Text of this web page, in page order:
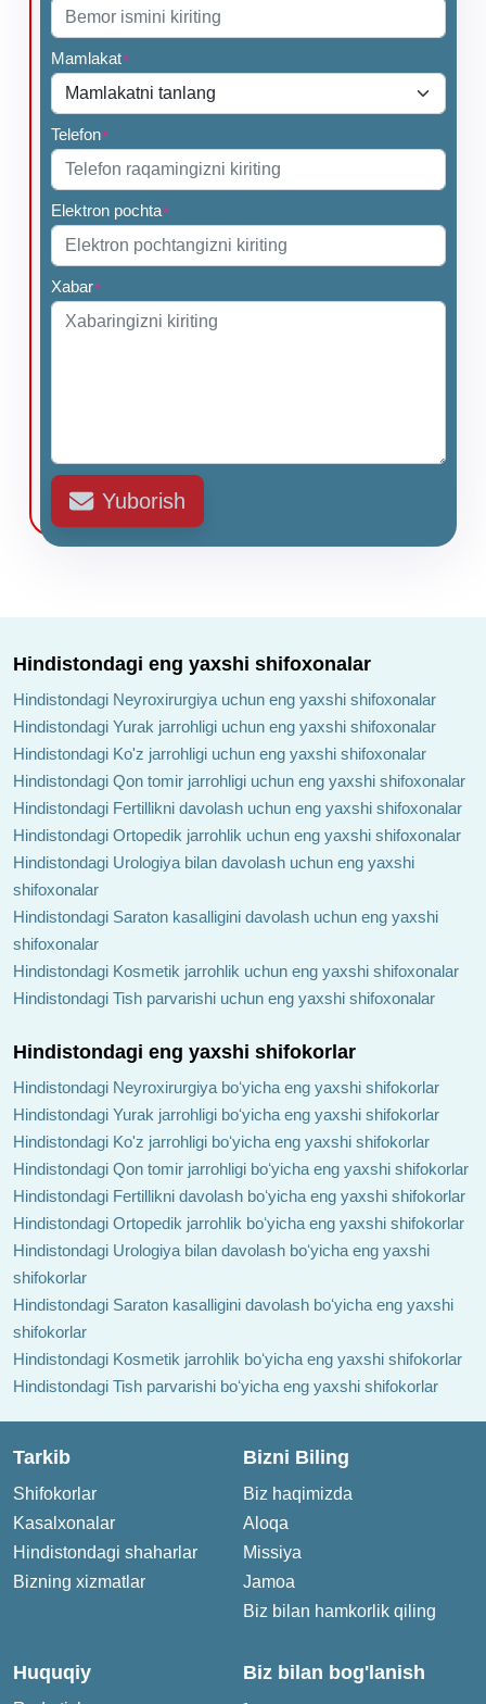
Mamlakat*
Telefon*
Elektron pochta*
Xabar*
Yuborish
Hindistondagi eng yaxshi shifoxonalar
Hindistondagi Neyroxirurgiya uchun eng yaxshi shifoxonalar
Hindistondagi Yurak jarrohligi uchun eng yaxshi shifoxonalar
Hindistondagi Ko'z jarrohligi uchun eng yaxshi shifoxonalar
Hindistondagi Qon tomir jarrohligi uchun eng yaxshi shifoxonalar
Hindistondagi Fertillikni davolash uchun eng yaxshi shifoxonalar
Hindistondagi Ortopedik jarrohlik uchun eng yaxshi shifoxonalar
Hindistondagi Urologiya bilan davolash uchun eng yaxshi
shifoxonalar
Hindistondagi Saraton kasalligini davolash uchun eng yaxshi
shifoxonalar
Hindistondagi Kosmetik jarrohlik uchun eng yaxshi shifoxonalar
Hindistondagi Tish parvarishi uchun eng yaxshi shifoxonalar
Hindistondagi eng yaxshi shifokorlar
Hindistondagi Neyroxirurgiya boʻyicha eng yaxshi shifokorlar
Hindistondagi Yurak jarrohligi boʻyicha eng yaxshi shifokorlar
Hindistondagi Ko'z jarrohligi boʻyicha eng yaxshi shifokorlar
Hindistondagi Qon tomir jarrohligi boʻyicha eng yaxshi shifokorlar
Hindistondagi Fertillikni davolash boʻyicha eng yaxshi shifokorlar
Hindistondagi Ortopedik jarrohlik boʻyicha eng yaxshi shifokorlar
Hindistondagi Urologiya bilan davolash boʻyicha eng yaxshi
shifokorlar
Hindistondagi Saraton kasalligini davolash boʻyicha eng yaxshi
shifokorlar
Hindistondagi Kosmetik jarrohlik boʻyicha eng yaxshi shifokorlar
Hindistondagi Tish parvarishi boʻyicha eng yaxshi shifokorlar
Tarkib
Shifokorlar
Kasalxonalar
Hindistondagi shaharlar
Bizning xizmatlar
Bizni Biling
Biz haqimizda
Aloqa
Missiya
Jamoa
Biz bilan hamkorlik qiling
Huquqiy Biz bilan bog'lanish